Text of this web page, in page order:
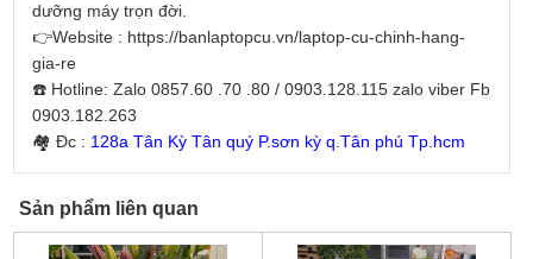
dưỡng máy trọn đời.
👉Website : https://banlaptopcu.vn/laptop-cu-chinh-hang-
gia-re
☎️ Hotline: Zalo 0857.60 .70 .80 / 0903.128.115 zalo viber Fb
0903.182.263
🏘 Đc : 128a Tân Kỳ Tân quý P.sơn kỳ q.Tân phú Tp.hcm
Sản phẩm liên quan